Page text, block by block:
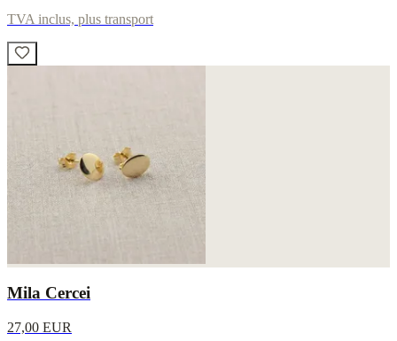
TVA inclus, plus transport
Mila Cercei
27,00 EUR